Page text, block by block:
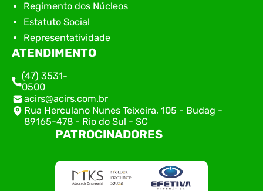
Regimento dos Núcleos
Estatuto Social
Representatividade
ATENDIMENTO
(47) 3531-
0500
acirs@acirs.com.br
Rua Herculano Nunes Teixeira, 105 - Budag -
89165-478 - Rio do Sul - SC
PATROCINADORES